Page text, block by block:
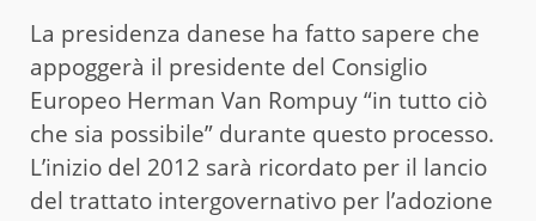
La presidenza danese ha fatto sapere che
appoggerà il presidente del Consiglio
Europeo Herman Van Rompuy “in tutto ciò
che sia possibile” durante questo processo.
L’inizio del 2012 sarà ricordato per il lancio
del trattato intergovernativo per l’adozione